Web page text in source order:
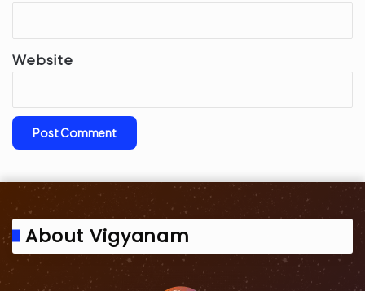
Website
About Vigyanam